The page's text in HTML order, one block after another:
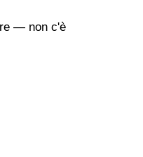
— non c'è